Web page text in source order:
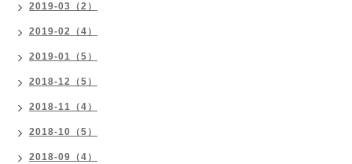
2019-03（2）
2019-02（4）
2019-01（5）
2018-12（5）
2018-11（4）
2018-10（5）
2018-09（4）